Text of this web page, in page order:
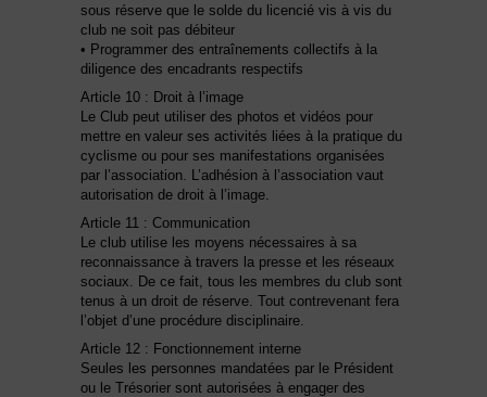
sous réserve que le solde du licencié vis à vis du
club ne soit pas débiteur
• Programmer des entraînements collectifs à la
diligence des encadrants respectifs
Article 10 : Droit à l’image
Le Club peut utiliser des photos et vidéos pour
mettre en valeur ses activités liées à la pratique du
cyclisme ou pour ses manifestations organisées
par l’association. L’adhésion à l’association vaut
autorisation de droit à l’image.
Article 11 : Communication
Le club utilise les moyens nécessaires à sa
reconnaissance à travers la presse et les réseaux
sociaux. De ce fait, tous les membres du club sont
tenus à un droit de réserve. Tout contrevenant fera
l’objet d’une procédure disciplinaire.
Article 12 : Fonctionnement interne
Seules les personnes mandatées par le Président
ou le Trésorier sont autorisées à engager des